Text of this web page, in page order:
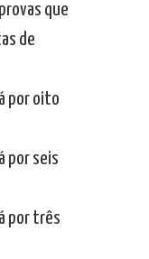
que
de
por oito
por seis
por três